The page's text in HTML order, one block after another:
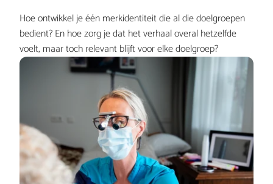
Hoe ontwikkel je één merkidentiteit die al die doelgroepen
bedient? En hoe zorg je dat het verhaal overal hetzelfde
voelt, maar toch relevant blijft voor elke doelgroep?